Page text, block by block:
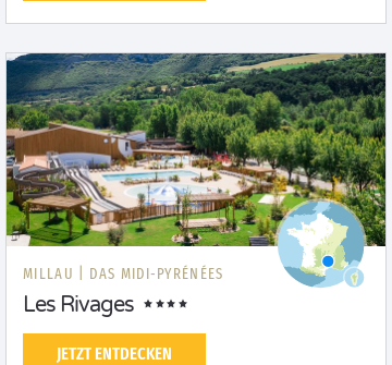
MILLAU | DAS MIDI-PYRÉNÉES
Les Rivages
JETZT ENTDECKEN